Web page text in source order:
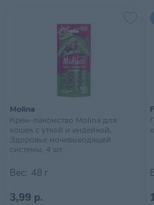
Molina
Крем-лакомство Molina для
кошек с уткой и индейкой,
Здоровье мочевыводящей
системы, 4 шт
Вес: 48 г
3,99 р.